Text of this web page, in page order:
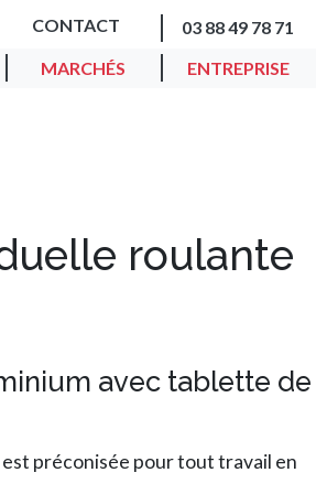
CONTACT
03 88 49 78 71
MARCHÉS ENTREPRISE
roulante
avec tablette de
préconisée pour tout travail en